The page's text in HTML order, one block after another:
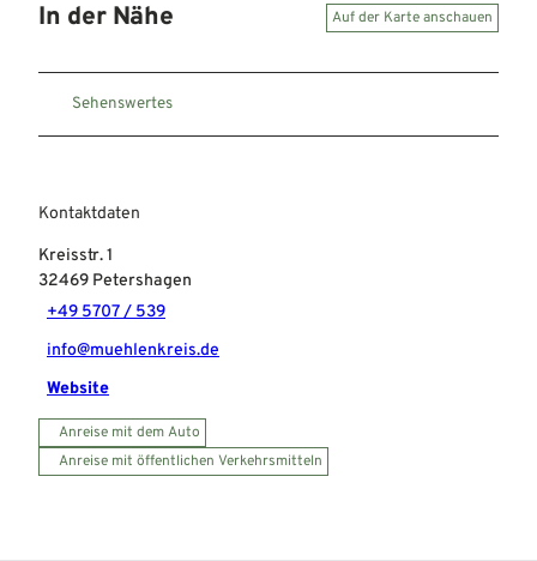
In der Nähe Auf der Karte anschauen
Sehenswertes
Kontaktdaten
Kreisstr. 1
32469 Petershagen
+49 5707 / 539
info@muehlenkreis.de
Website
Anreise mit dem Auto
Anreise mit öffentlichen Verkehrsmitteln